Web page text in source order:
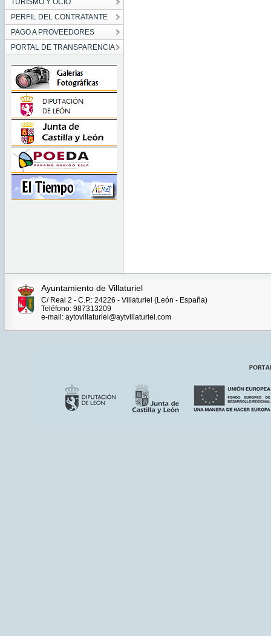
TURISMO Y OCIO
PERFIL DEL CONTRATANTE
PAGO A PROVEEDORES
PORTAL DE TRANSPARENCIA
Ayuntamiento de Villaturiel
C/ Real 2 - C.P.: 24226 - Villaturiel (León - España)
Teléfono: 987313209
e-mail: aytovillaturiel@aytvillaturiel.com